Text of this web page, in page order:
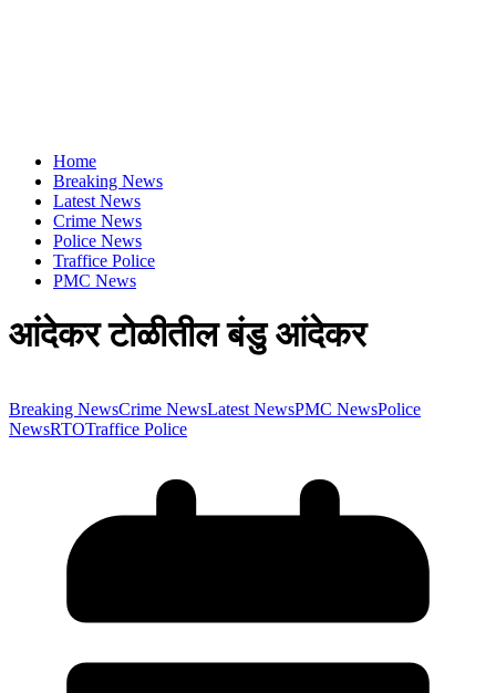
Home
Breaking News
Latest News
Crime News
Police News
Traffice Police
PMC News
आंदेकर टोळीतील बंडु आंदेकर
Breaking NewsCrime NewsLatest NewsPMC NewsPolice
NewsRTOTraffice Police